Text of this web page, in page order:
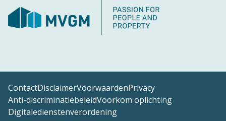
ContactDisclaimerVoorwaardenPrivacy
Anti-discriminatiebeleidVoorkom oplichting
Digitaledienstenverordening